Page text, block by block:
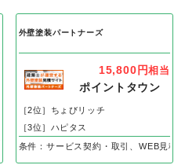
外壁塗装パートナーズ
15,800円相当
ポイントタウン
［2位］ちょびリッチ
［3位］ハピタス
条件：サービス契約・取引、WEB見積